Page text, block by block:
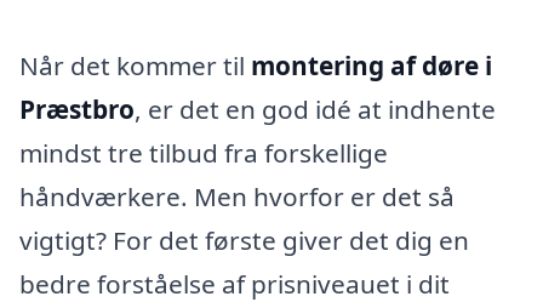
Når det kommer til montering af døre i
Præstbro, er det en god idé at indhente
mindst tre tilbud fra forskellige
håndværkere. Men hvorfor er det så
vigtigt? For det første giver det dig en
bedre forståelse af prisniveauet i dit